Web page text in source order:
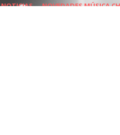
NOTICIAS NOVEDADES MÚSICA